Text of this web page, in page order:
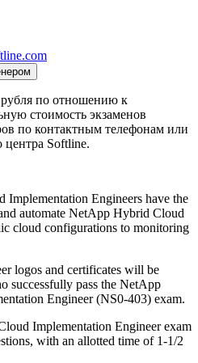
по отношению к
стоимость экзаменов
по контактным телефонам или
центра Softline.
Engineers have the
automate NetApp Hybrid Cloud
cloud configurations to monitoring
logos and certificates will be
successfully pass the NetApp
Engineer (NS0-403) exam.
Implementation Engineer exam
with an allotted time of 1-1/2